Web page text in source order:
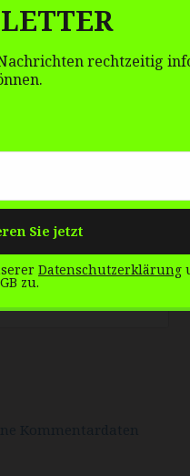
rechtzeitig
Datenschutzerklärung
zu.